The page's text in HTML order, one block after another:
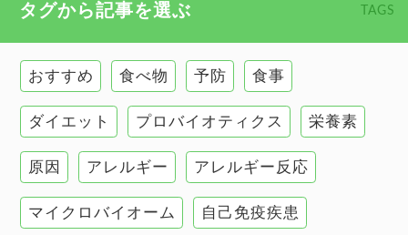
慢性疲労
甲状腺
肌
肝臓の健康
腸の健康
タグから記事を選ぶ TAGS
おすすめ 食べ物 予防 食事
ダイエット プロバイオティクス 栄養素
原因 アレルギー アレルギー反応
マイクロバイオーム 自己免疫疾患